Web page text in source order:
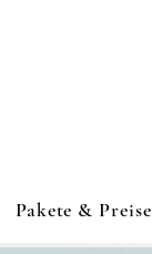
Pakete & Preise